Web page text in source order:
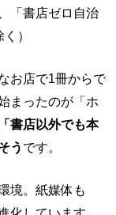
「書店ゼロ自治
）
お店で1冊からで
まったのが「ホ
書店以外でも本
う です。
境。紙媒体も